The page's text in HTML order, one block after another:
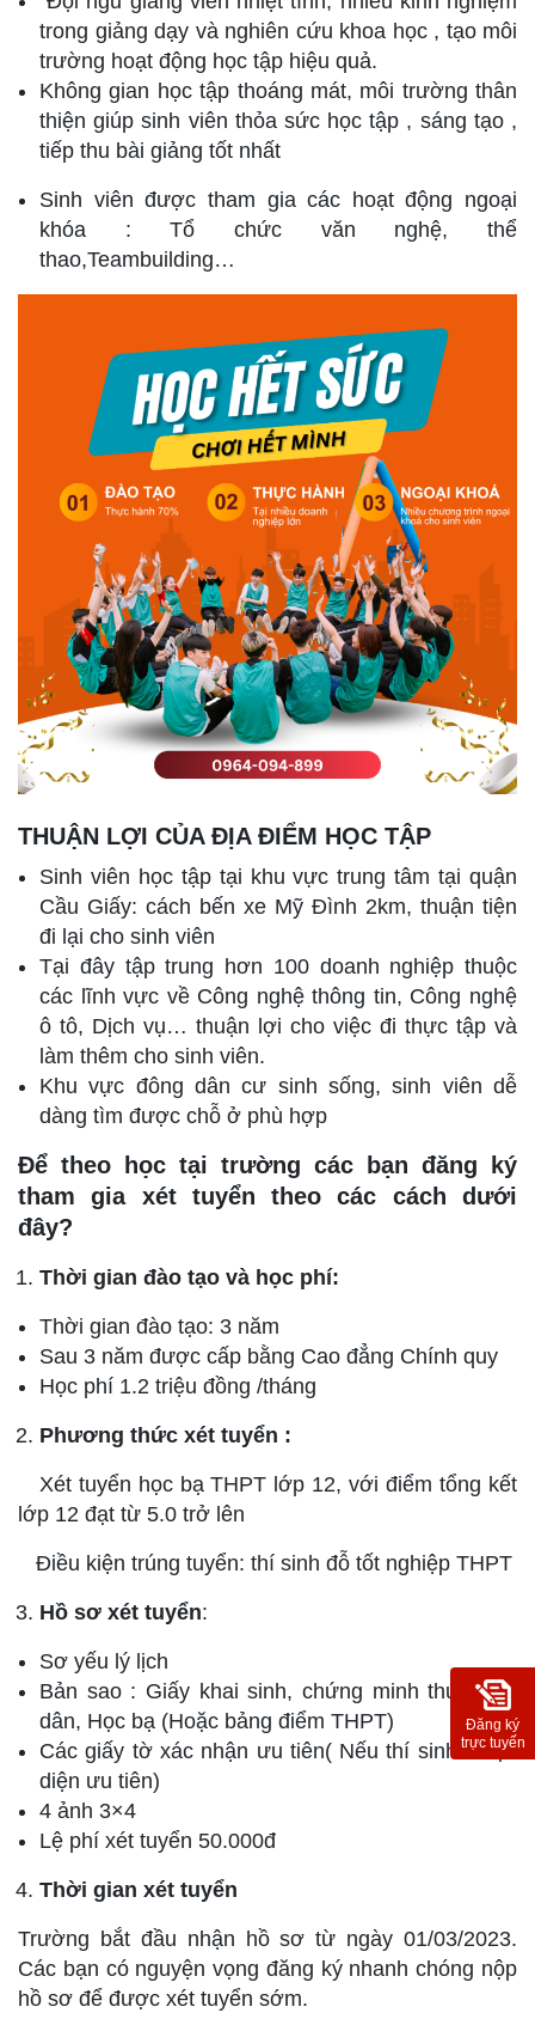
trong giảng dạy và nghiên cứu khoa học , tạo môi
trường hoạt động học tập hiệu quả.
Không gian học tập thoáng mát, môi trường thân
thiện giúp sinh viên thỏa sức học tập , sáng tạo ,
tiếp thu bài giảng tốt nhất
Sinh viên được tham gia các hoạt động ngoại
khóa : Tổ chức văn nghệ, thể
thao,Teambuilding…
THUẬN LỢI CỦA ĐỊA ĐIỂM HỌC TẬP
Sinh viên học tập tại khu vực trung tâm tại quận
Cầu Giấy: cách bến xe Mỹ Đình 2km, thuận tiện
đi lại cho sinh viên
Tại đây tập trung hơn 100 doanh nghiệp thuộc
các lĩnh vực về Công nghệ thông tin, Công nghệ
ô tô, Dịch vụ… thuận lợi cho việc đi thực tập và
làm thêm cho sinh viên.
Khu vực đông dân cư sinh sống, sinh viên dễ
dàng tìm được chỗ ở phù hợp
Để theo học tại trường các bạn đăng ký
tham gia xét tuyển theo các cách dưới
đây?
Thời gian đào tạo và học phí:
Thời gian đào tạo: 3 năm
Sau 3 năm được cấp bằng Cao đẳng Chính quy
Học phí 1.2 triệu đồng /tháng
Phương thức xét tuyển :
Xét tuyển học bạ THPT lớp 12, với điểm tổng kết
lớp 12 đạt từ 5.0 trở lên
Điều kiện trúng tuyển: thí sinh đỗ tốt nghiệp THPT
Hồ sơ xét tuyển:
Sơ yếu lý lịch
Bản sao : Giấy khai sinh, chứng minh thư nhân
dân, Học bạ (Hoặc bảng điểm THPT)
Các giấy tờ xác nhận ưu tiên( Nếu thí sinh thuộc
diện ưu tiên)
4 ảnh 3×4
Lệ phí xét tuyển 50.000đ
Thời gian xét tuyển
Trường bắt đầu nhận hồ sơ từ ngày 01/03/2023.
Các bạn có nguyện vọng đăng ký nhanh chóng nộp
hồ sơ để được xét tuyển sớm.
Đăng ký
trực tuyến